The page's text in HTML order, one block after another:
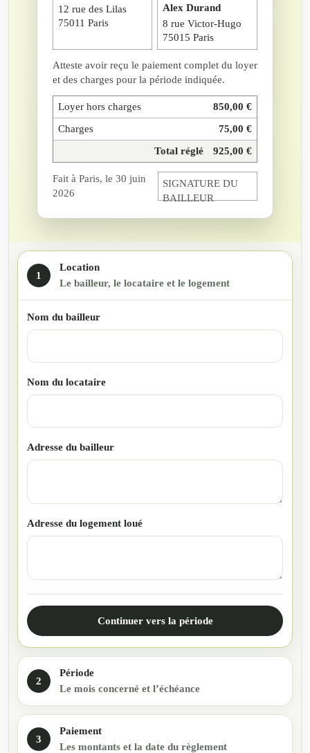
12 rue des Lilas
75011 Paris
Alex Durand
8 rue Victor-Hugo
75015 Paris
Atteste avoir reçu le paiement complet du loyer
et des charges pour la période indiquée.
Loyer hors charges
850,00 €
Charges
75,00 €
Total réglé
925,00 €
Fait à Paris, le 30 juin
2026
SIGNATURE DU
BAILLEUR
Le bailleur et la location
1
Location
Le bailleur, le locataire et le logement
Nom du bailleur
Nom du locataire
Adresse du bailleur
Adresse du logement loué
Continuer vers la période
La période concernée
2
Période
Le mois concerné et l’échéance
Le règlement reçu
3
Paiement
Les montants et la date du règlement